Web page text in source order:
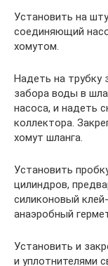
Установить на
соединяющий
хомутом.
Надеть на трубку
забора воды в
насоса, и надеть
коллектора.
хомут шланга.
Установить
цилиндров,
силиконовый
анаэробный
Установить и
и уплотнителями